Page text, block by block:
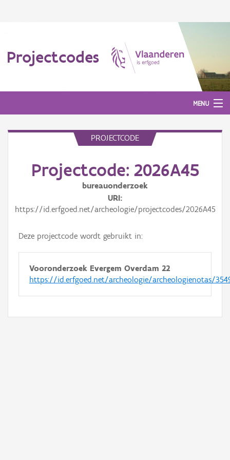
Projectcodes
MENU
PROJECTCODE
Projectcode: 2026A45
bureauonderzoek
URI
https://id.erfgoed.net/archeologie/projectcodes/2026A45
Deze projectcode wordt gebruikt in:
Vooronderzoek Evergem Overdam 22
https://id.erfgoed.net/archeologie/archeologienotas/